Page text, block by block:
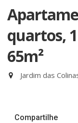
quartos,
65m²
Jardim das
Compartilhe